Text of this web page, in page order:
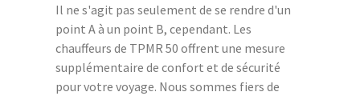
Il ne s'agit pas seulement de se rendre d'un
point A à un point B, cependant. Les
chauffeurs de TPMR 50 offrent une mesure
supplémentaire de confort et de sécurité
pour votre voyage. Nous sommes fiers de